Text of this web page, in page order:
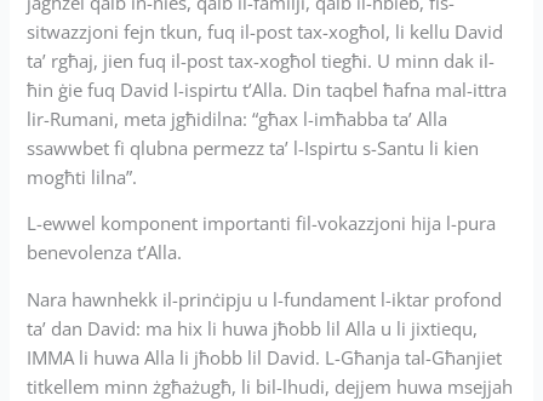
sitwazzjoni fejn tkun, fuq il-post tax-xogħol, li kellu David
ta’ rgħaj, jien fuq il-post tax-xogħol tiegħi. U minn dak il-
ħin ġie fuq David l-ispirtu t’Alla. Din taqbel ħafna mal-ittra
lir-Rumani, meta jgħidilna: “għax l-imħabba ta’ Alla
ssawwbet fi qlubna permezz ta’ l-Ispirtu s-Santu li kien
mogħti lilna”.
L-ewwel komponent importanti fil-vokazzjoni hija l-pura
benevolenza t’Alla.
Nara hawnhekk il-prinċipju u l-fundament l-iktar profond
ta’ dan David: ma hix li huwa jħobb lil Alla u li jixtiequ,
IMMA li huwa Alla li jħobb lil David. L-Għanja tal-Għanjiet
titkellem minn żgħażugħ, li bil-lhudi, dejjem huwa msejjah